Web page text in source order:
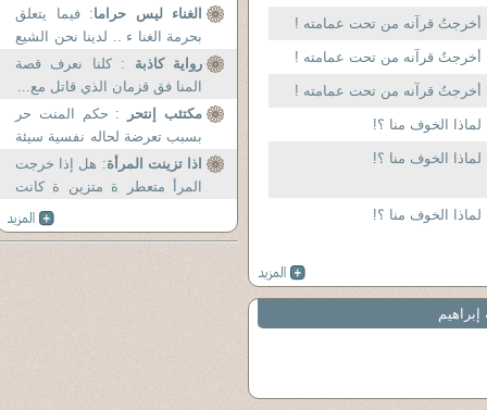
أخرجتُ قرآنه من تحت عمامته !
أخرجتُ قرآنه من تحت عمامته !
أخرجتُ قرآنه من تحت عمامته !
لماذا الخوف منا ؟!
لماذا الخوف منا ؟!
لماذا الخوف منا ؟!
بنته ....
الغناء ليس حراما: فيما يتعلق
بحرمة الغنا ء .. لدينا نحن الشيع
ة ...
رواية كاذبة : كلنا نعرف قصة
المنا فق قزمان الذي قاتل مع...
مكتئب إنتحر : حكم المنت حر
بسبب تعرضة لحاله نفسية سيئة
جدا...
اذا تزينت المرأة: هل إذا خرجت
المرأ متعطر ة متزين ة كانت